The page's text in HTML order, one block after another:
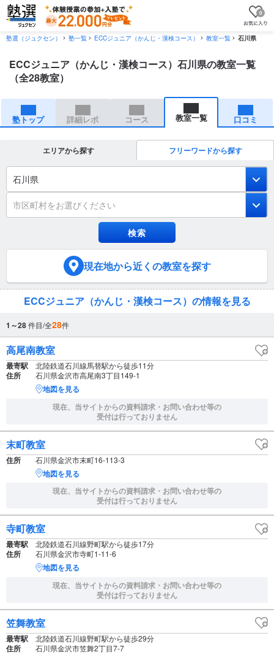
0
塾選（ジュクセン） 塾一覧 ECCジュニア（かんじ・漢検コース） 教室一覧 石川県
ECCジュニア（かんじ・漢検コース）石川県の教室一覧
（全28教室）
塾トップ 詳細レポ コース 教室一覧 口コミ
エリアから探す フリーワードから探す
石川県
市区町村をお選びください
現在地から近くの教室を探す
ECCジュニア（かんじ・漢検コース）の情報を見る
1～28件目/全28件
高尾南教室
最寄駅 北陸鉄道石川線馬替駅から徒歩11分
住所 石川県金沢市高尾南3丁目149-1
地図を見る
現在、当サイトからの資料請求・お問い合わせ等の
受付は行っておりません
末町教室
住所 石川県金沢市末町16-113-3
地図を見る
現在、当サイトからの資料請求・お問い合わせ等の
受付は行っておりません
寺町教室
最寄駅 北陸鉄道石川線野町駅から徒歩17分
住所 石川県金沢市寺町1-11-6
地図を見る
現在、当サイトからの資料請求・お問い合わせ等の
受付は行っておりません
笠舞教室
最寄駅 北陸鉄道石川線野町駅から徒歩29分
住所 石川県金沢市笠舞2丁目7-7